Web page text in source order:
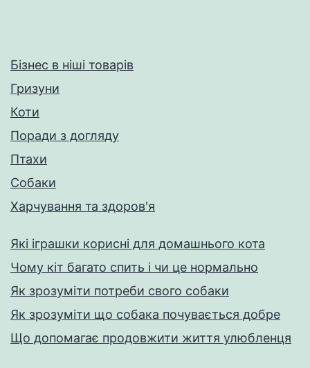
Бізнес в ніші товарів
Гризуни
Коти
Поради з догляду
Птахи
Собаки
Харчування та здоров'я
Які іграшки корисні для домашнього кота
Чому кіт багато спить і чи це нормально
Як зрозуміти потреби свого собаки
Як зрозуміти що собака почувається добре
Що допомагає продовжити життя улюбленця